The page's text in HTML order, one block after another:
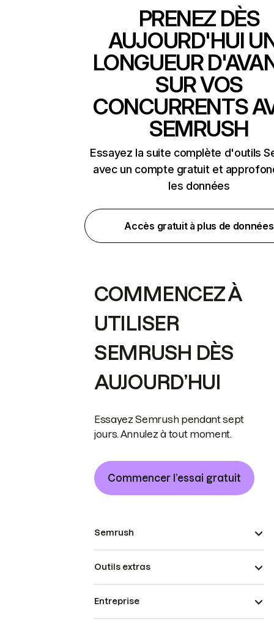
PRENEZ DÈS
AUJOURD'HUI
LONGUEUR
SUR VOS
CONCURRENTS
SEMRUSH
Essayez la suite complète d'outils
avec un compte gratuit et
les données
Accès gratuit à plus de données
COMMENCEZ À
UTILISER
SEMRUSH DÈS
AUJOURD’HUI
Essayez Semrush pendant sept
jours. Annulez à tout moment.
Commencer l’essai gratuit
Semrush
Outils extras
Entreprise